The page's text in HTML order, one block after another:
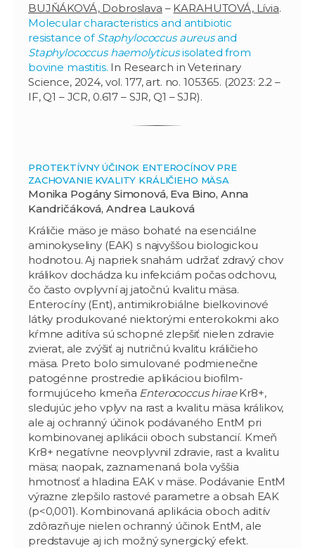
BUJŇÁKOVÁ, Dobroslava – KARAHUTOVÁ, Lívia.
Molecular characteristics and antibiotic
resistance of Staphylococcus aureusand
Staphylococcus haemolyticusisolated from
bovine mastitis. In Research in Veterinary
Science, 2024, vol. 177, art. no. 105365. (2023: 2.2 –
IF, Q1 – JCR, 0.617 – SJR, Q1 – SJR).
PROTEKTÍVNY ÚČINOK ENTEROCÍNOV PRE
ZACHOVANIE KVALITY KRÁLIČIEHO MÄSA
Monika Pogány Simonová, Eva Bino, Anna
Kandričáková, Andrea Lauková
Králičie mäso je mäso bohaté na esenciálne
aminokyseliny (EAK) s najvyššou biologickou
hodnotou. Aj napriek snahám udržať zdravý chov
králikov dochádza ku infekciám počas odchovu,
čo často ovplyvní aj jatočnú kvalitu mäsa.
Enterocíny (Ent), antimikrobiálne bielkovinové
látky produkované niektorými enterokokmi ako
kŕmne aditíva sú schopné zlepšiť nielen zdravie
zvierat, ale zvýšiť aj nutričnú kvalitu králičieho
mäsa. Preto bolo simulované podmienečne
patogénne prostredie aplikáciou biofilm-
formujúceho kmeňa Enterococcus hiraeKr8+,
sledujúc jeho vplyv na rast a kvalitu mäsa králikov,
ale aj ochranný účinok podávaného EntM pri
kombinovanej aplikácii oboch substancií. Kmeň
Kr8+ negatívne neovplyvnil zdravie, rast a kvalitu
mäsa; naopak, zaznamenaná bola vyššia
hmotnosť a hladina EAK v mäse. Podávanie EntM
výrazne zlepšilo rastové parametre a obsah EAK
(p<0,001). Kombinovaná aplikácia oboch aditív
zdôrazňuje nielen ochranný účinok EntM, ale
predstavuje aj ich možný synergický efekt.